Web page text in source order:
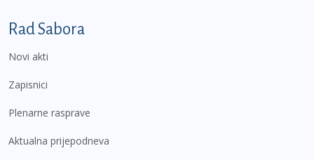
Podnožje prvi izbornik
Rad Sabora
Novi akti
Zapisnici
Plenarne rasprave
Aktualna prijepodneva